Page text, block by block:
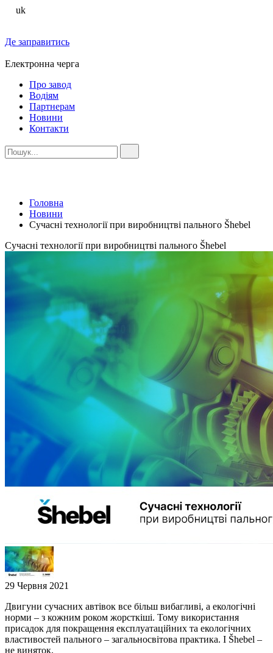
uk
Де заправитись
Електронна черга
Про завод
Водіям
Партнерам
Новини
Контакти
Головна
Новини
Сучасні технології при виробництві пального Šhebel
Сучасні технології при виробництві пального Šhebel
29 Червня 2021
Двигуни сучасних автівок все більш вибагливі, а екологічні
норми – з кожним роком жорсткіші. Тому використання
присадок для покращення експлуатаційних та екологічних
властивостей пального – загальносвітова практика. І Šhebel –
не виняток.